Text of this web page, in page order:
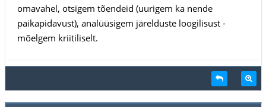
omavahel, otsigem tõendeid (uurigem ka nende
paikapidavust), analüüsigem järelduste loogilisust -
mõelgem kriitiliselt.